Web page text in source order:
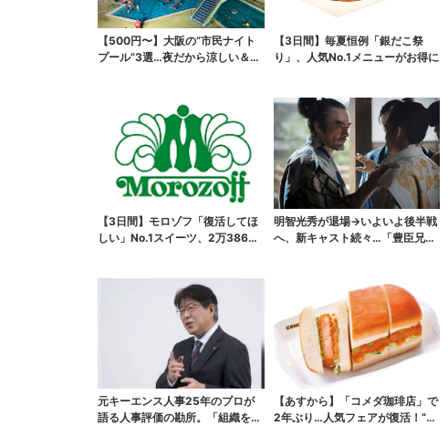
【500円〜】大阪の“市民ナイト
プール”3選…夜だから涼しい＆コ
【3日間】毎夏恒例「銀だこ祭
り」、人気No.1メニューがお得に
【3日間】モロゾフ「復活してほ
しい」No.1スイーツ、2万3865
明智光秀が退場→いよいよ後半戦
へ、新キャスト続々…「豊臣兄
元キーエンス人事25年のプロが
語る人事評価の勘所。「組織を腐
【あすから】「コメダ珈琲店」で
2年ぶり…人気フェアが復活！“ハ